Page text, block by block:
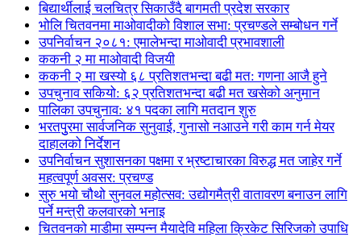
बिद्यार्थीलाई चलचित्र सिकाउँदै बागमती प्रदेश सरकार
भोलि चितवनमा माओवादीको विशाल सभा: प्रचण्डले सम्बोधन गर्ने
उपनिर्वाचन २०८१: एमालेभन्दा माओवादी प्रभावशाली
ककनी २ मा माओवादी विजयी
ककनी २ मा खस्यो ६८ प्रतिशतभन्दा बढी मत: गणना आजै हुने
उपचुनाव सकियो: ६२ प्रतिशतभन्दा बढी मत खसेको अनुमान
पालिका उपचुनाव: ४१ पदका लागि मतदान शुरु
भरतपुुरमा सार्वजनिक सुनुवाई, गुनासो नआउने गरी काम गर्न मेयर
दाहालको निर्देशन
उपनिर्वाचन सुशासनका पक्षमा र भ्रष्टाचारका विरुद्ध मत जाहेर गर्ने
महत्वपूर्ण अवसर: प्रचण्ड
सुरु भयो चौथो सुनवल महोत्सव: उद्योगमैत्री वातावरण बनाउन लागि
पर्ने मन्त्री कलवारको भनाइ
चितवनको माडीमा सम्पन्न मैयादेवि महिला क्रिकेट सिरिजको उपाधि